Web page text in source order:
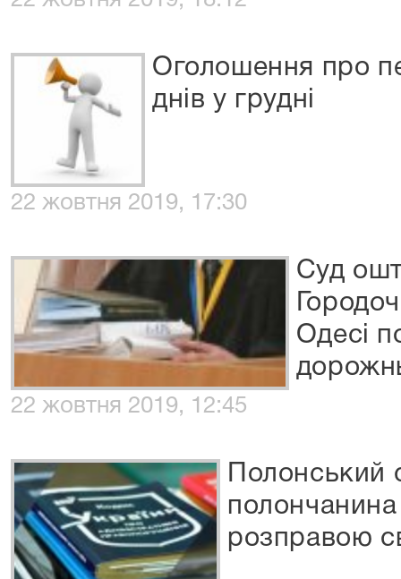
Оголошення про
днів у грудні
22 жовтня 2019, 17:30
Суд
Одесі
22 жовтня 2019, 12:45
Полонський
розправою